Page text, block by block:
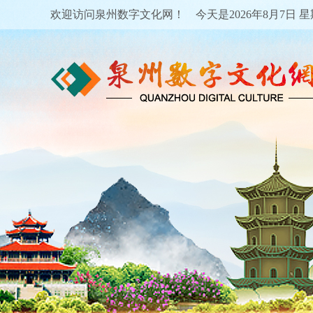
欢迎访问泉州数字文化网！ 今天是2026年8月7日